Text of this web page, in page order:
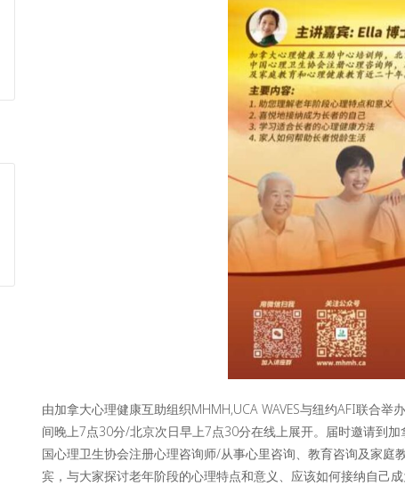
由加拿大心理健康互助组织MHMH,UCA WAVES与纽约AFI联合
间晚上7点30分/北京次日早上7点30分在线上展开。届时邀请到
国心理卫生协会注册心理咨询师/从事心里咨询、教育咨询及家庭
宾，与大家探讨老年阶段的心理特点和意义、应该如何接纳自己